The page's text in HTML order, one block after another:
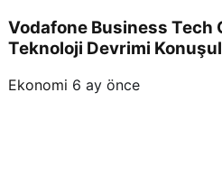
Vodafone Business Tech
Teknoloji Devrimi
Ekonomi 6 ay önce